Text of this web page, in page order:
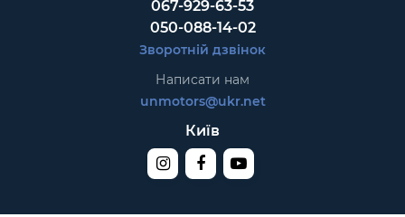
067-929-63-53
050-088-14-02
Зворотній дзвінок
Написати нам
unmotors@ukr.net
Київ